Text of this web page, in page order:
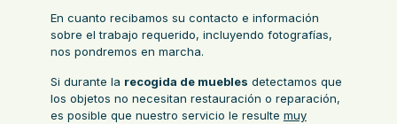
En cuanto recibamos su contacto e información
sobre el trabajo requerido, incluyendo fotografías,
nos pondremos en marcha.
Si durante la recogida de muebles detectamos que
los objetos no necesitan restauración o reparación,
es posible que nuestro servicio le resulte muy